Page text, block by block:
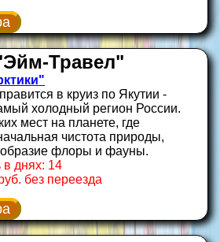
Травел"
в круиз по Якутии -
холодный регион России.
мест на планете, где
чистота природы,
флоры и фауны.
в днях: 14
без переезда